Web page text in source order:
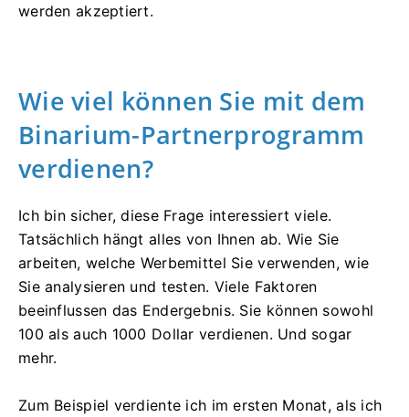
werden akzeptiert.
Wie viel können Sie mit dem
Binarium-Partnerprogramm
verdienen?
Ich bin sicher, diese Frage interessiert viele.
Tatsächlich hängt alles von Ihnen ab. Wie Sie
arbeiten, welche Werbemittel Sie verwenden, wie
Sie analysieren und testen. Viele Faktoren
beeinflussen das Endergebnis. Sie können sowohl
100 als auch 1000 Dollar verdienen. Und sogar
mehr.
Zum Beispiel verdiente ich im ersten Monat, als ich